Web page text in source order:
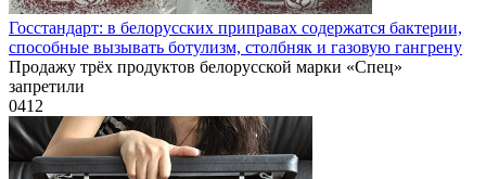
Госстандарт: в белорусских приправах содержатся бактерии,
способные вызывать ботулизм, столбняк и газовую гангрену
Продажу трёх продуктов белорусской марки «Спец»
запретили
0412